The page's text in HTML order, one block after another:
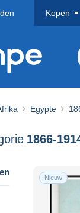
Kopen
Egypte
Nieuw